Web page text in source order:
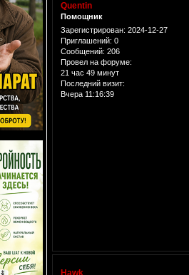
Quentin
Помощник
Зарегистрирован: 2024-12-27
Приглашений: 0
Сообщений: 206
Провел на форуме:
21 час 49 минут
Последний визит:
Вчера 11:16:39
Hawk